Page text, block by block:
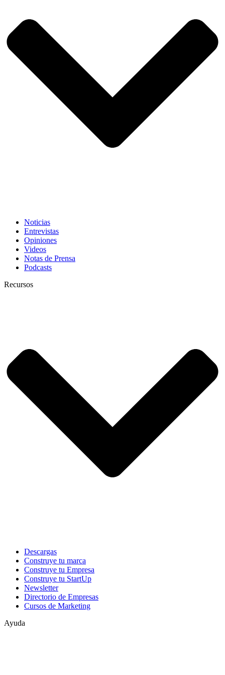
Noticias
Entrevistas
Opiniones
Videos
Notas de Prensa
Podcasts
Recursos
Descargas
Construye tu marca
Construye tu Empresa
Construye tu StartUp
Newsletter
Directorio de Empresas
Cursos de Marketing
Ayuda